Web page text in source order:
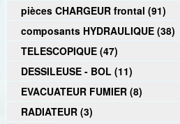
pièces CHARGEUR frontal (91)
composants HYDRAULIQUE (38)
TELESCOPIQUE (47)
DESSILEUSE - BOL (11)
EVACUATEUR FUMIER (8)
RADIATEUR (3)